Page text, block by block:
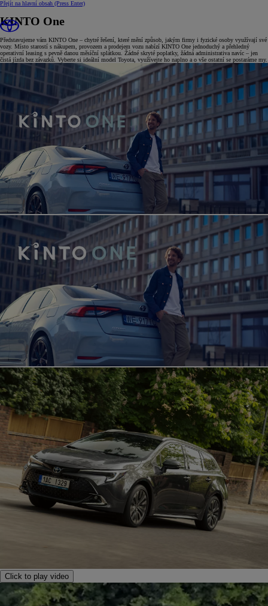
Přejít na hlavní obsah (Press Enter)
KINTO One
Představujeme vám KINTO One – chytré řešení, které mění způsob, jakým firmy i fyzické osoby využívají své
vozy. Místo starostí s nákupem, provozem a prodejem vozu nabízí KINTO One jednoduchý a přehledný
operativní leasing s pevně danou měsíční splátkou. Žádné skryté poplatky, žádná administrativa navíc – jen
čistá jízda bez závazků. Vyberte si ideální model Toyota, využívejte ho naplno a o vše ostatní se postaráme my.
Click to play video